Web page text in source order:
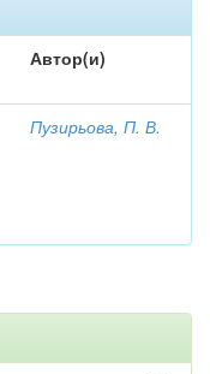
Автор(и)
Пузирьова, П. В.